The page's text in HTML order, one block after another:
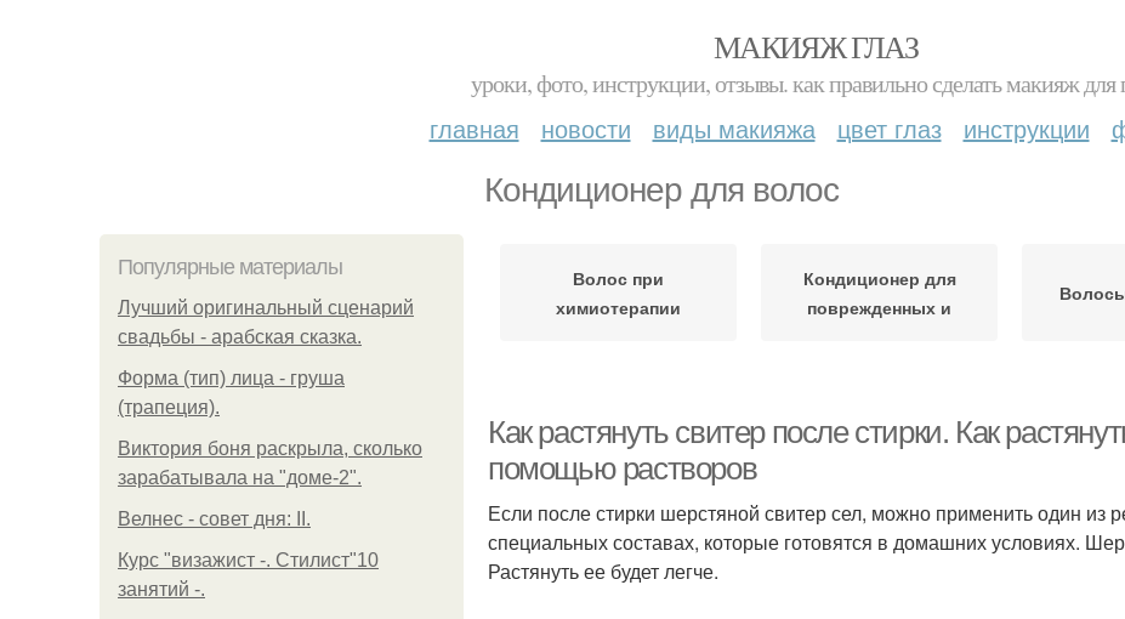
МАКИЯЖ ГЛАЗ
уроки, фото, инструкции, отзывы. как правильно сделать макияж для
главная новости виды макияжа цвет глаз инструкции
Кондиционер для волос
Популярные материалы
Лучший оригинальный сценарий
свадьбы - арабская сказка.
Форма (тип) лица - груша
(трапеция).
Виктория боня раскрыла, сколько
зарабатывала на "доме-2".
Велнес - совет дня: II.
Курс "визажист -. Стилист"10
занятий -.
Волос при
химиотерапии
Кондиционер для
поврежденных и
Как растянуть свитер после стирки. Как
помощью растворов
Если после стирки шерстяной свитер сел, можно применить один из
специальных составах, которые готовятся в домашних условиях.
Растянуть ее будет легче.